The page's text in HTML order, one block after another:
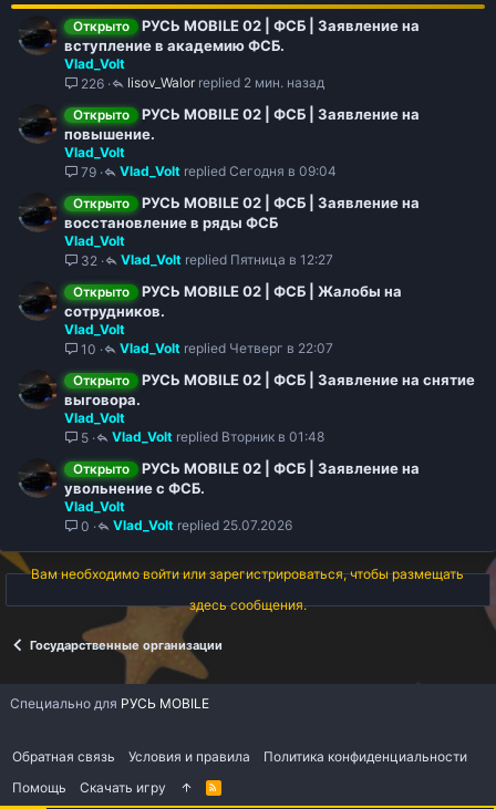
Открыто
РУСЬ MOBILE 02 | ФСБ | Заявление на
вступление в академию ФСБ.
Vlad_Volt
226
2 мин. назад
lisov_Walor
Открыто
РУСЬ MOBILE 02 | ФСБ | Заявление на
повышение.
Vlad_Volt
79
Сегодня в 09:04
Vlad_Volt
Открыто
РУСЬ MOBILE 02 | ФСБ | Заявление на
восстановление в ряды ФСБ
Vlad_Volt
32
Пятница в 12:27
Vlad_Volt
Открыто
РУСЬ MOBILE 02 | ФСБ | Жалобы на
сотрудников.
Vlad_Volt
10
Четверг в 22:07
Vlad_Volt
Открыто
РУСЬ MOBILE 02 | ФСБ | Заявление на снятие
выговора.
Vlad_Volt
5
Вторник в 01:48
Vlad_Volt
Открыто
РУСЬ MOBILE 02 | ФСБ | Заявление на
увольнение с ФСБ.
Vlad_Volt
0
25.07.2026
Vlad_Volt
Вам необходимо войти или зарегистрироваться, чтобы размещать
здесь сообщения.
Государственные организации
Обратная связь Условия и правила
Политика конфиденциальности
Помощь
Скачать игру
R
Специально для РУСЬ MOBILE